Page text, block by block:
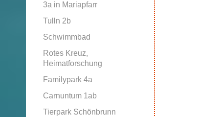
3a in Mariapfarr
Tulln 2b
Schwimmbad
Rotes Kreuz,
Heimatforschung
Familypark 4a
Carnuntum 1ab
Tierpark Schönbrunn